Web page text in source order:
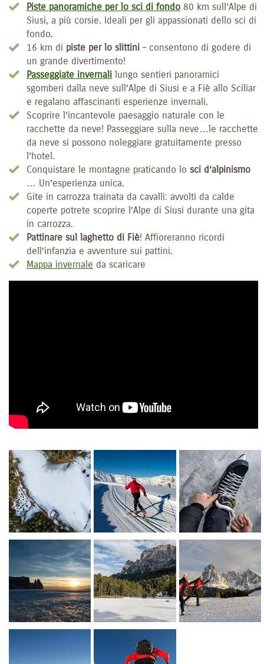
Piste panoramiche per lo sci di fondo 80 km sull’Alpe di
Siusi, a più corsie. Ideali per gli appassionati dello sci di
fondo.
16 km di piste per lo slittini – consentono di godere di
un grande divertimento!
Passeggiate invernali lungo sentieri panoramici
sgomberi dalla neve sull’Alpe di Siusi e a Fiè allo Sciliar
e regalano affascinanti esperienze invernali.
Scoprire l’incantevole paesaggio naturale con le
racchette da neve! Passeggiare sulla neve…le racchette
da neve si possono noleggiare gratuitamente presso
l’hotel.
Conquistare le montagne praticando lo sci d’alpinismo
… Un’esperienza unica.
Gite in carrozza trainata da cavalli: avvolti da calde
coperte potrete scoprire l’Alpe di Siusi durante una gita
in carrozza.
Pattinare sul laghetto di Fiè! Affioreranno ricordi
dell’infanzia e avventure sui pattini.
Mappa invernale da scaricare